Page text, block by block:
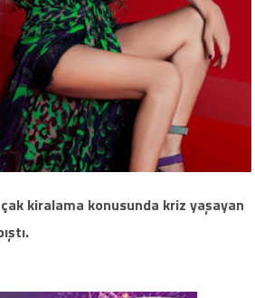
kiralama konusunda kriz yaşayan